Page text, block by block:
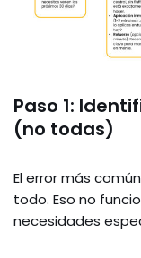
Paso 1:
(no todas)
El error más
todo. Eso no
necesidades